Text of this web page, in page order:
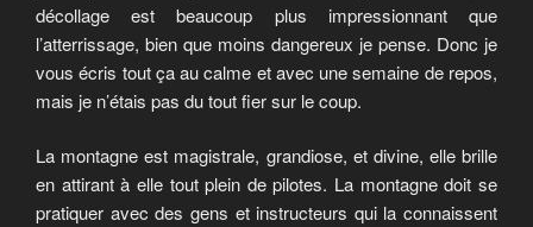
décollage est beaucoup plus impressionnant que
l’atterrissage, bien que moins dangereux je pense. Donc je
vous écris tout ça au calme et avec une semaine de repos,
mais je n’étais pas du tout fier sur le coup.
La montagne est magistrale, grandiose, et divine, elle brille
en attirant à elle tout plein de pilotes. La montagne doit se
pratiquer avec des gens et instructeurs qui la connaissent